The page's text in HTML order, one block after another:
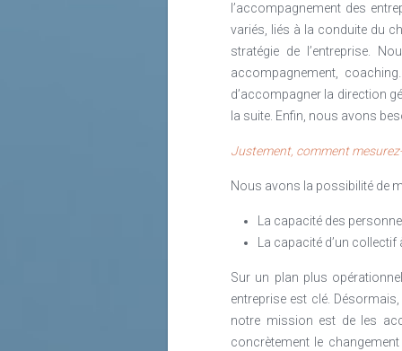
l’accompagnement des
variés, liés à la conduite du
stratégie de l’entreprise.
accompagnement,
d’accompagner la direction
la suite. Enfin, nous avons
Justement, comment
Nous avons la possibilité de
La capacité des
La capacité d’un
Sur un plan plus
entreprise est clé.
notre mission est de les
concrètement le